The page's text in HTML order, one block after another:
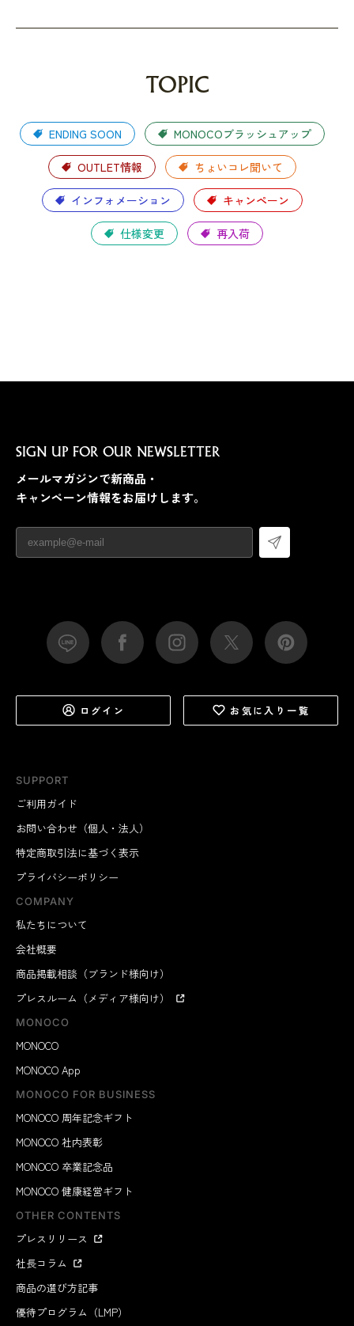
TOPIC
ENDING SOON MONOCOブラッシュアップ
OUTLET情報 ちょいコレ聞いて
インフォメーション キャンペーン
仕様変更 再入荷
SUPPORT
ご利用ガイド
お問い合わせ（個人・法人）
特定商取引法に基づく表示
プライバシーポリシー
COMPANY
私たちについて
会社概要
商品掲載相談（ブランド様向け）
プレスルーム（メディア様向け）
MONOCO
MONOCO
MONOCO App
MONOCO FOR BUSINESS
MONOCO 周年記念ギフト
MONOCO 社内表彰
MONOCO 卒業記念品
MONOCO 健康経営ギフト
OTHER CONTENTS
プレスリリース
社長コラム
商品の選び方記事
優待プログラム（LMP）
SIGN UP FOR OUR NEWSLETTER
メールマガジンで新商品・
キャンペーン情報をお届けします。
ログイン お気に入り一覧